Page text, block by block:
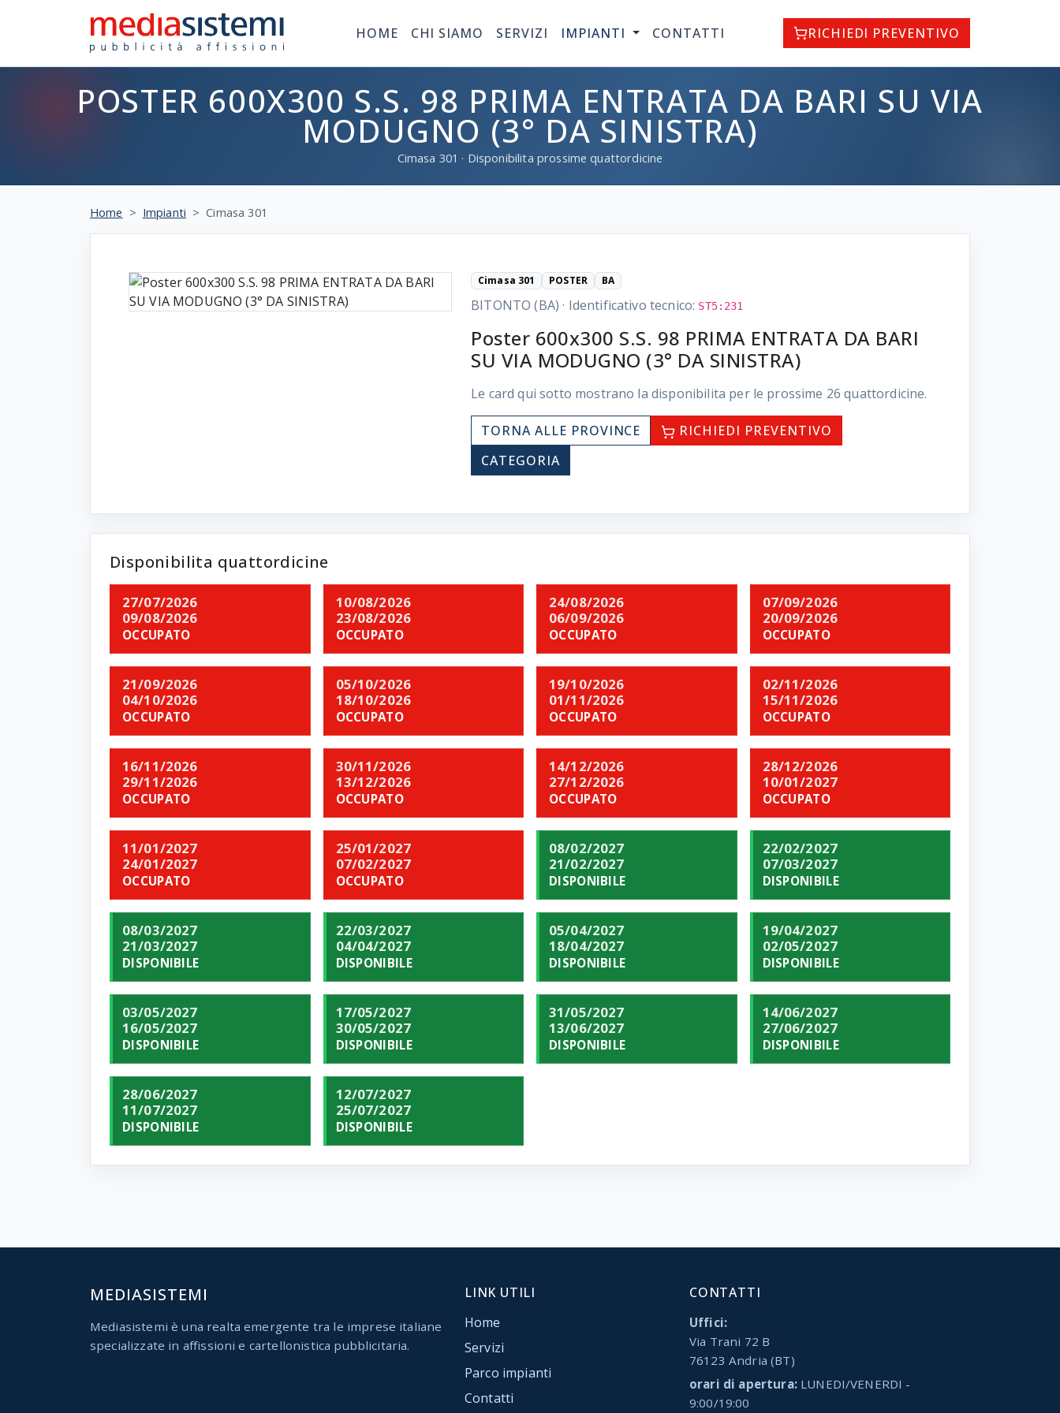
HOME CHI SIAMO SERVIZI IMPIANTI CONTATTI RICHIEDI PREVENTIVO
POSTER 600X300 S.S. 98 PRIMA ENTRATA DA BARI SU VIA
MODUGNO (3° DA SINISTRA)
Cimasa 301 · Disponibilita prossime quattordicine
Home Impianti Cimasa 301
Cimasa 301 POSTER BA
BITONTO (BA) · Identificativo tecnico: ST5:231
Poster 600x300 S.S. 98 PRIMA ENTRATA DA BARI
SU VIA MODUGNO (3° DA SINISTRA)
Le card qui sotto mostrano la disponibilita per le prossime 26 quattordicine.
TORNA ALLE PROVINCE
RICHIEDI PREVENTIVO
CATEGORIA
Disponibilita quattordicine
27/07/2026
09/08/2026
OCCUPATO
10/08/2026
23/08/2026
OCCUPATO
24/08/2026
06/09/2026
OCCUPATO
07/09/2026
20/09/2026
OCCUPATO
21/09/2026
04/10/2026
OCCUPATO
05/10/2026
18/10/2026
OCCUPATO
19/10/2026
01/11/2026
OCCUPATO
02/11/2026
15/11/2026
OCCUPATO
16/11/2026
29/11/2026
OCCUPATO
30/11/2026
13/12/2026
OCCUPATO
14/12/2026
27/12/2026
OCCUPATO
28/12/2026
10/01/2027
OCCUPATO
11/01/2027
24/01/2027
OCCUPATO
25/01/2027
07/02/2027
OCCUPATO
08/02/2027
21/02/2027
DISPONIBILE
22/02/2027
07/03/2027
DISPONIBILE
08/03/2027
21/03/2027
DISPONIBILE
22/03/2027
04/04/2027
DISPONIBILE
05/04/2027
18/04/2027
DISPONIBILE
19/04/2027
02/05/2027
DISPONIBILE
03/05/2027
16/05/2027
DISPONIBILE
17/05/2027
30/05/2027
DISPONIBILE
31/05/2027
13/06/2027
DISPONIBILE
14/06/2027
27/06/2027
DISPONIBILE
28/06/2027
11/07/2027
DISPONIBILE
12/07/2027
25/07/2027
DISPONIBILE
MEDIASISTEMI
Mediasistemi è una realta emergente tra le imprese italiane
specializzate in affissioni e cartellonistica pubblicitaria.
LINK UTILI
Home
Servizi
Parco impianti
Contatti
CONTATTI
Uffici:
Via Trani 72 B
76123 Andria (BT)
orari di apertura:LUNEDI/VENERDI -
9:00/19:00